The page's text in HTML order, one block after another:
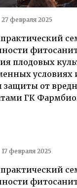
27 февраля 2025
плодовых
защиты от
ГК
17 февраля 2025